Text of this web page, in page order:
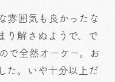
雰囲気も良かったな
り解さぬようで、で
で全然オーケー。お
た。いや十分以上だ